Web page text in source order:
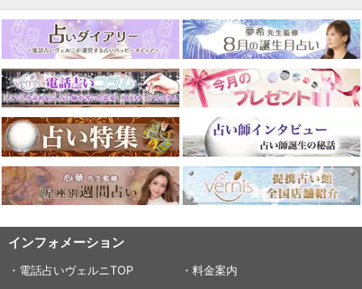
インフォメーション
・電話占いヴェルニTOP ・料金案内